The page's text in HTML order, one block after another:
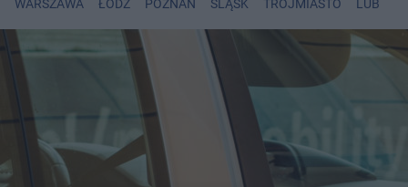
WARSZAWA ŁÓDŹ POZNAŃ ŚLĄSK TRÓJMIASTO LUBLIN